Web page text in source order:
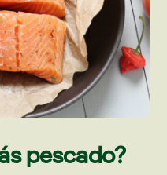
pescado?